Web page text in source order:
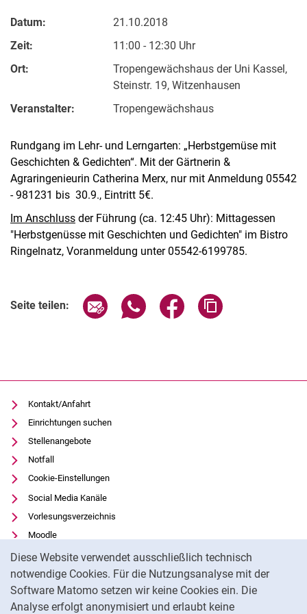
Diese Website verwendet ausschließlich technisch
notwendige Cookies. Für die Nutzungsanalyse mit der
Software Matomo setzen wir keine Cookies ein. Die
Analyse erfolgt anonymisiert und erlaubt keine
Datum:
21.10.2018
Zeit:
11:00 - 12:30 Uhr
Ort:
Tropengewächshaus der Uni Kassel,
Steinstr. 19, Witzenhausen
Veranstalter:
Tropengewächshaus
Rundgang im Lehr- und Lerngarten: „Herbstgemüse mit
Geschichten & Gedichten“. Mit der Gärtnerin &
Agraringenieurin Catherina Merx, nur mit Anmeldung 05542
- 981231 bis 30.9., Eintritt 5€.
Im Anschluss der Führung (ca. 12:45 Uhr): Mittagessen
"Herbstgenüsse mit Geschichten und Gedichten" im Bistro
Ringelnatz, Voranmeldung unter 05542-6199785.
Seite teilen: Seite über E-Mail teilen
Seite über WhatsApp teilen
Seite über Facebook
Kontakt/Anfahrt
Einrichtungen suchen
Stellenangebote
Notfall
Cookie-Einstellungen
Social Media Kanäle
Vorlesungsverzeichnis
Moodle
Panopto
Universitätsbibliothek
Datenschutz
Barrierefreiheit